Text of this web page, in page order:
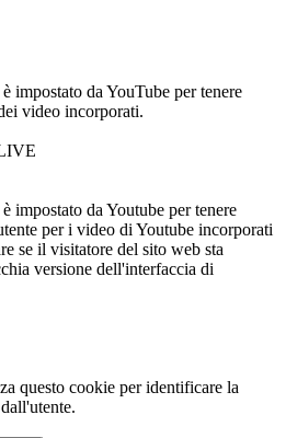
impostato da YouTube per tenere
video incorporati.
impostato da Youtube per tenere
per i video di Youtube incorporati
se il visitatore del sito web sta
versione dell'interfaccia di
questo cookie per identificare la